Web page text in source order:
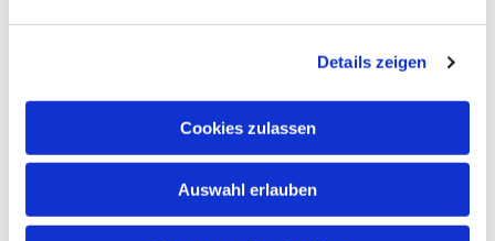
Details zeigen
Cookies zulassen
Auswahl erlauben